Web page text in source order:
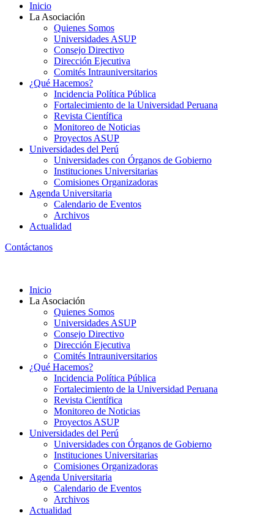
Inicio
La Asociación
Quienes Somos
Universidades ASUP
Consejo Directivo
Dirección Ejecutiva
Comités Intrauniversitarios
¿Qué Hacemos?
Incidencia Política Pública
Fortalecimiento de la Universidad Peruana
Revista Científica
Monitoreo de Noticias
Proyectos ASUP
Universidades del Perú
Universidades con Órganos de Gobierno
Instituciones Universitarias
Comisiones Organizadoras
Agenda Universitaria
Calendario de Eventos
Archivos
Actualidad
Contáctanos
Inicio
La Asociación
Quienes Somos
Universidades ASUP
Consejo Directivo
Dirección Ejecutiva
Comités Intrauniversitarios
¿Qué Hacemos?
Incidencia Política Pública
Fortalecimiento de la Universidad Peruana
Revista Científica
Monitoreo de Noticias
Proyectos ASUP
Universidades del Perú
Universidades con Órganos de Gobierno
Instituciones Universitarias
Comisiones Organizadoras
Agenda Universitaria
Calendario de Eventos
Archivos
Actualidad